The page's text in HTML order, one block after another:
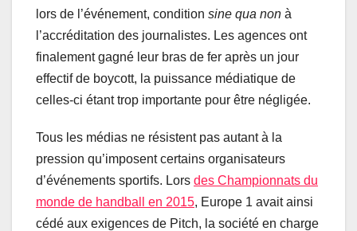
lors de l’événement, condition sine qua non à
l’accréditation des journalistes. Les agences ont
finalement gagné leur bras de fer après un jour
effectif de boycott, la puissance médiatique de
celles-ci étant trop importante pour être négligée.
Tous les médias ne résistent pas autant à la
pression qu’imposent certains organisateurs
d’événements sportifs. Lors des Championnats du
monde de handball en 2015, Europe 1 avait ainsi
cédé aux exigences de Pitch, la société en charge